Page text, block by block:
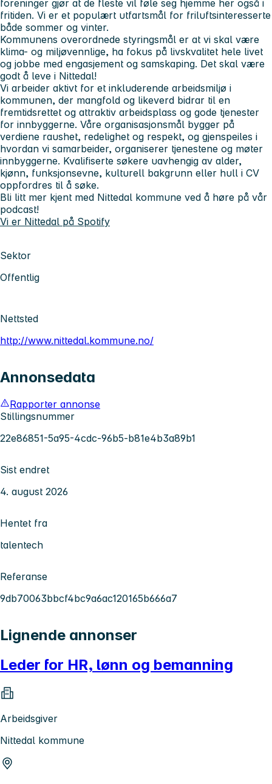
foreninger gjør at de fleste vil føle seg hjemme her også i
fritiden. Vi er et populært utfartsmål for friluftsinteresserte
både sommer og vinter.
Kommunens overordnede styringsmål er at vi skal være
klima- og miljøvennlige, ha fokus på livskvalitet hele livet
og jobbe med engasjement og samskaping. Det skal være
godt å leve i Nittedal!
Vi arbeider aktivt for et inkluderende arbeidsmiljø i
kommunen, der mangfold og likeverd bidrar til en
fremtidsrettet og attraktiv arbeidsplass og gode tjenester
for innbyggerne. Våre organisasjonsmål bygger på
verdiene raushet, redelighet og respekt, og gjenspeiles i
hvordan vi samarbeider, organiserer tjenestene og møter
innbyggerne. Kvalifiserte søkere uavhengig av alder,
kjønn, funksjonsevne, kulturell bakgrunn eller hull i CV
oppfordres til å søke.
Bli litt mer kjent med Nittedal kommune ved å høre på vår
podcast!
Vi er Nittedal på Spotify
Sektor
Offentlig
Nettsted
http://www.nittedal.kommune.no/
Annonsedata
Rapporter annonse
Stillingsnummer
22e86851-5a95-4cdc-96b5-b81e4b3a89b1
Sist endret
4. august 2026
Hentet fra
talentech
Referanse
9db70063bbcf4bc9a6ac120165b666a7
Lignende annonser
Leder for HR, lønn og bemanning
Arbeidsgiver
Nittedal kommune